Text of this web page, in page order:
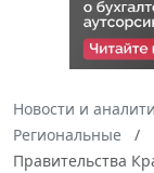
Новости и
Региональные
Правительства